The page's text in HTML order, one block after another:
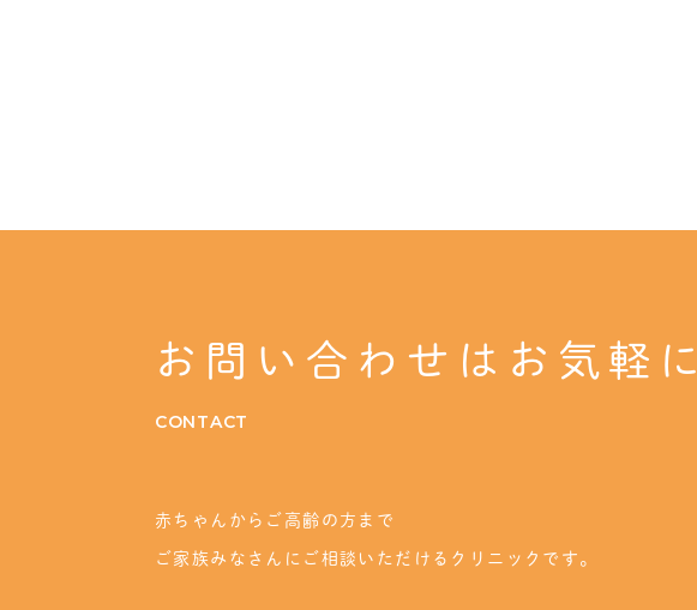
お問い合わせは お気軽に
CONTACT
赤ちゃんからご高齢の方まで
ご家族みなさんにご相談いただけるクリニックです。